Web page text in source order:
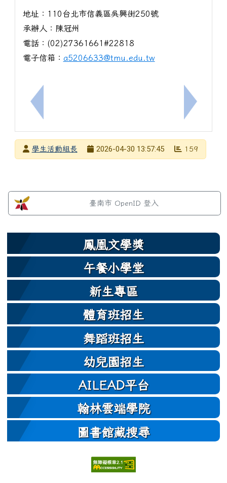
上一筆：轉知~辦理「2026臺南二中科學營」招生
地址：110台北市信義區吳興街250號
承辦人：陳冠州
電話：(02)27361661#22818
電子信箱： a5206633@tmu.edu.tw
下一筆：
發布者學生活動組長
2026-04-30 13:57:45 159
左邊區域內容
臺南市 OpenID 登入
鳳凰文學獎
午餐小學堂
新生專區
體育班招生
舞蹈班招生
幼兒園招生
AILEAD平台
翰林雲端學院
圖書館藏搜尋